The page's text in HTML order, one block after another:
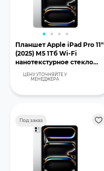
Планшет Apple iPad Pro 11"
(2025) М5 1Тб Wi-Fi
нанотекстурное стекло
серебристый
ЦЕНУ УТОЧНЯЙТЕ У
МЕНЕДЖЕРА
Под заказ